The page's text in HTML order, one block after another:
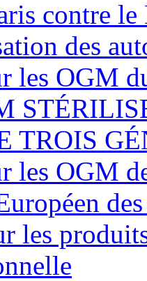
contre
des
les OGM
TROIS
les OGM
les